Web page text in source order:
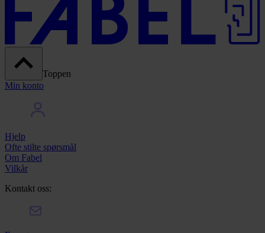
Toppen
Min konto
Hjelp
Ofte stilte spørsmål
Om Fabel
Vilkår
Kontakt oss: